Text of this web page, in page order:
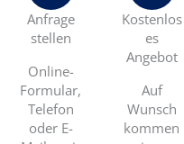
Anfrage
stellen
Online-
Formular,
Telefon
oder E-
Kostenlos
es
Angebot
Auf
Wunsch
kommen